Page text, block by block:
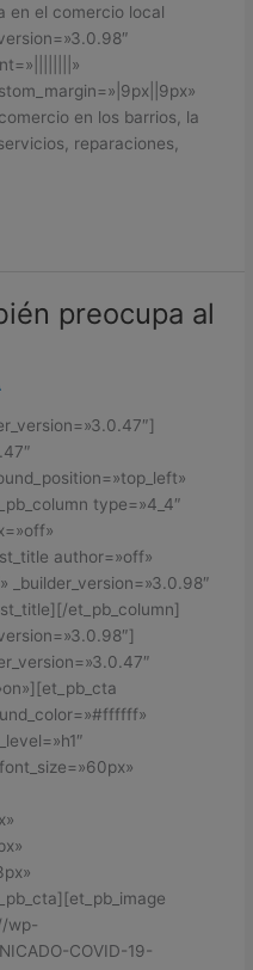
en el comercio local
en los barrios, la
reparaciones,
preocupa al
type=»4_4″
author=»off»
et_pb_column]
wp-
COVID-19-